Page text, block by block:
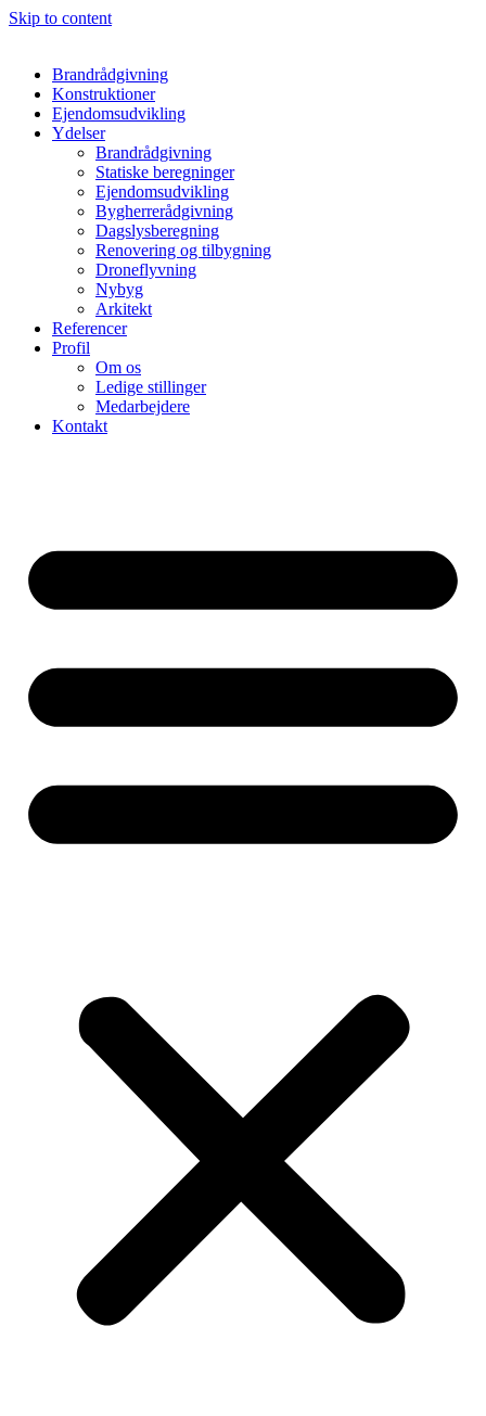
Skip to content
Brandrådgivning
Konstruktioner
Ejendomsudvikling
Ydelser
Brandrådgivning
Statiske beregninger
Ejendomsudvikling
Bygherrerådgivning
Dagslysberegning
Renovering og tilbygning
Droneflyvning
Nybyg
Arkitekt
Referencer
Profil
Om os
Ledige stillinger
Medarbejdere
Kontakt